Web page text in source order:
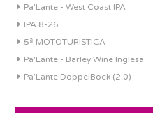
Pa'Lante - West Coast IPA
IPA 8-26
5ª MOTOTURISTICA
Pa'Lante - Barley Wine Inglesa
Pa’Lante DoppelBock (2.0)